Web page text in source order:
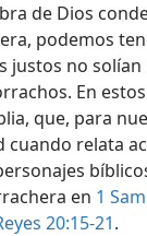
de Dios
podemos
justos no solían
En
que, para
cuando relata
en 1
20:15-21.